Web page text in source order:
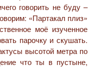
говорить не буду –
«Партакал плиз»
моё изученное
парочку и скушать.
высотой метра по
что ты в пустыне,